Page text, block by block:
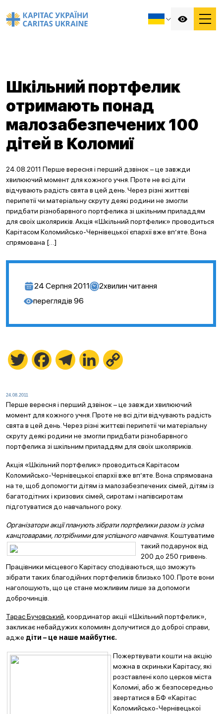
Шкільний портфелик
отримають понад
малозабезпечених 100
дітей в Коломиї
24.08.2011 Перше вересня і перший дзвінок – це завжди
хвилюючий момент для кожного учня. Проте не всі діти
відчувають радість свята в цей день. Через різні життєві
перипетії чи матеріальну скруту деякі родини не змогли
придбати різнобарвного портфелика зі шкільним приладдям
для своїх школяриків. Акція «Шкільний портфелик» проводиться
Карітасом Коломийсько-Чернівецької єпархії вже вп’яте. Вона
спрямована […]
24 Серпня 2011 2хвилин читання
переглядів 96
Twitter FacebookTelegramLinkedIn
24.08.2011
Перше вересня і перший дзвінок – це завжди хвилюючий
момент для кожного учня. Проте не всі діти відчувають радість
свята в цей день. Через різні життєві перипетії чи матеріальну
скруту деякі родини не змогли придбати різнобарвного
портфелика зі шкільним приладдям для своїх школяриків.
Акція «Шкільний портфелик» проводиться Карітасом
Коломийсько-Чернівецької єпархії вже вп’яте. Вона спрямована
на те, щоб допомогти дітям із малозабезпечених сімей, дітям із
багатодітних і кризових сімей, сиротам і напівсиротам
підготуватися до навчального року.
Організатори акції планують зібрати портфелики разом із усіма
канцтоварами, потрібними для успішного навчання. Коштуватиме
такий подарунок від
200 до 250 гривень.
Працівники місцевого Карітасу сподіваються, що зможуть
зібрати таких благодійних портфеликів близько 100. Проте вони
наголошують, що це стане можливим лише за допомоги
доброчинців.
Тарас Бучовський , координатор акції «Шкільний портфелик»,
закликає небайдужих коломиян долучитися до доброї справи,
адже діти – це наше майбутнє.
Пожертвувати кошти на акцію
можна в скриньки Карітасу, які
розставлені коло церков міста
Коломиї, або ж безпосередньо
звертатися в БФ «Карітас
Коломийсько-Чернівецької